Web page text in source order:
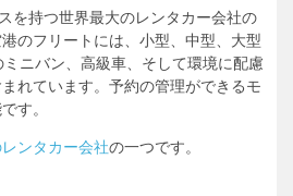
を持つ世界最大のレンタカー会社の
のフリートには、小型、中型、大型
ニバン、高級車、そして環境に配慮
れています。予約の管理ができるモ
す。
ンタカー会社の一つです。